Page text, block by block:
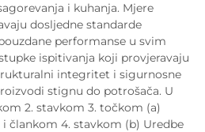
i kuhanja. Mjere
dosljedne standarde
performanse u svim
ispitivanja koji provjeravaju
integritet i sigurnosne
stignu do potrošača. U
2. stavkom 3. točkom (a)
i člankom 4. stavkom (b) Uredbe